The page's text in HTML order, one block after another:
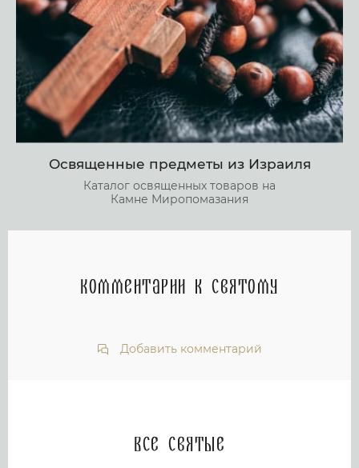
Освященные предметы из Израиля
Каталог освященных товаров на
Камне Миропомазания
Комментарии к святому
Добавить комментарий
Все святые